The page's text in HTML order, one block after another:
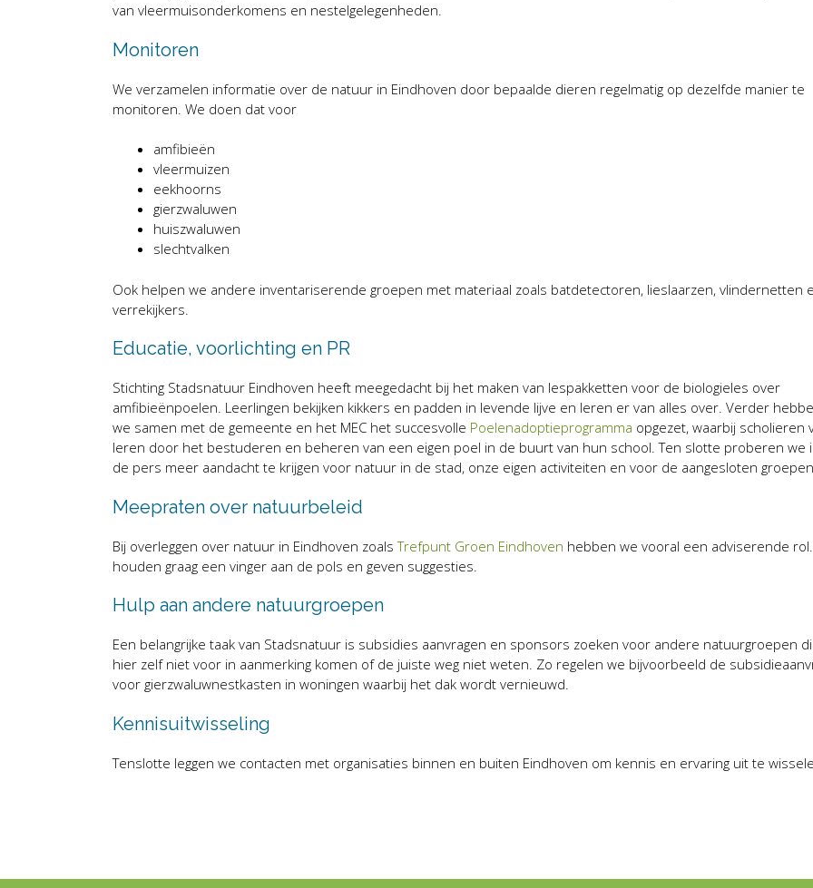
van vleermuisonderkomens en nestelgelegenheden.
Monitoren
We verzamelen informatie over de natuur in Eindhoven door bepaalde dieren regelmatig op dezelfde manier te
monitoren. We doen dat voor
amfibieën
vleermuizen
eekhoorns
gierzwaluwen
huiszwaluwen
slechtvalken
Ook helpen we andere inventariserende groepen met materiaal zoals batdetectoren, lieslaarzen, vlindernetten
verrekijkers.
Educatie, voorlichting en PR
Stichting Stadsnatuur Eindhoven heeft meegedacht bij het maken van lespakketten voor de biologieles over
amfibieënpoelen. Leerlingen bekijken kikkers en padden in levende lijve en leren er van alles over. Verder
we samen met de gemeente en het MEC het succesvolle Poelenadoptieprogramma opgezet, waarbij scholieren
leren door het bestuderen en beheren van een eigen poel in de buurt van hun school. Ten slotte proberen we
de pers meer aandacht te krijgen voor natuur in de stad, onze eigen activiteiten en voor de aangesloten
Meepraten over natuurbeleid
Bij overleggen over natuur in Eindhoven zoalsTrefpunt Groen Eindhoven hebben we vooral een adviserende
houden graag een vinger aan de pols en geven suggesties.
Hulp aan andere natuurgroepen
Een belangrijke taak van Stadsnatuur is subsidies aanvragen en sponsors zoeken voor andere natuurgroepen
hier zelf niet voor in aanmerking komen of de juiste weg niet weten. Zo regelen we bijvoorbeeld de
voor gierzwaluwnestkasten in woningen waarbij het dak wordt vernieuwd.
Kennisuitwisseling
Tenslotte leggen we contacten met organisaties binnen en buiten Eindhoven om kennis en ervaring uit te